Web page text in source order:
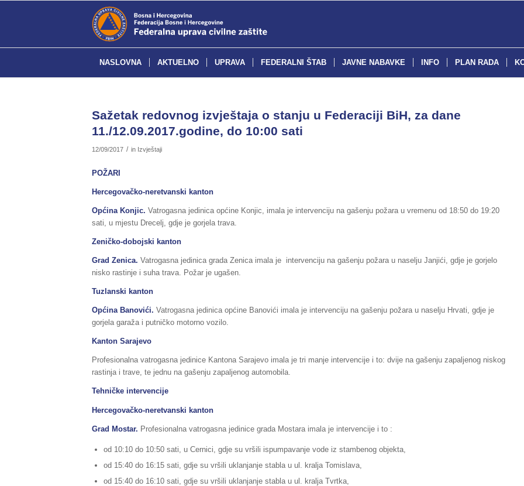
NASLOVNA AKTUELNO UPRAVA FEDERALNI ŠTAB JAVNE NABAVKE INFO PLAN RADA
Sažetak redovnog izvještaja o stanju u Federaciji BiH, za dane
11./12.09.2017.godine, do 10:00 sati
12/09/2017 / in Izvještaji
POŽARI
Hercegovačko-neretvanski kanton
Općina Konjic. Vatrogasna jedinica općine Konjic, imala je intervenciju na gašenju požara u vremenu od 18:50 do 19:20
sati, u mjestu Drecelj, gdje je gorjela trava.
Zeničko-dobojski kanton
Grad Zenica. Vatrogasna jedinica grada Zenica imala je intervenciju na gašenju požara u naselju Janjići, gdje je gorjelo
nisko rastinje i suha trava. Požar je ugašen.
Tuzlanski kanton
Općina Banovići. Vatrogasna jedinica općine Banovići imala je intervenciju na gašenju požara u naselju Hrvati, gdje je
gorjela garaža i putničko motorno vozilo.
Kanton Sarajevo
Profesionalna vatrogasna jedinice Kantona Sarajevo imala je tri manje intervencije i to: dvije na gašenju zapaljenog niskog
rastinja i trave, te jednu na gašenju zapaljenog automobila.
Tehničke intervencije
Hercegovačko-neretvanski kanton
Grad Mostar. Profesionalna vatrogasna jedinice grada Mostara imala je intervencije i to :
od 10:10 do 10:50 sati, u Cernici, gdje su vršili ispumpavanje vode iz stambenog objekta,
od 15:40 do 16:15 sati, gdje su vršili uklanjanje stabla u ul. kralja Tomislava,
od 15:40 do 16:10 sati, gdje su vršili uklanjanje stabla u ul. kralja Tvrtka,